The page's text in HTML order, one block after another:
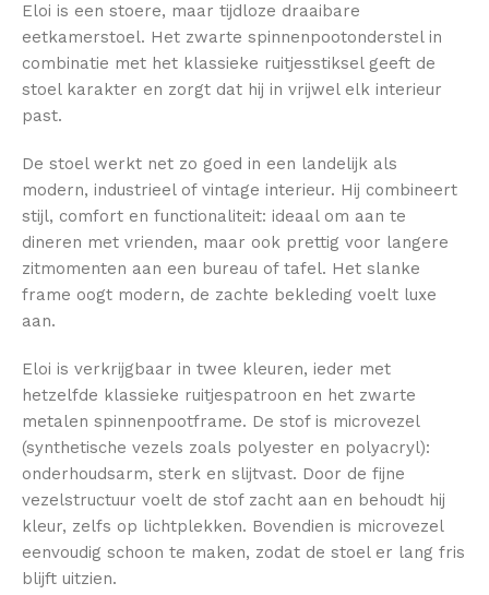
Eloi is een stoere, maar tijdloze draaibare
eetkamerstoel. Het zwarte spinnenpootonderstel in
combinatie met het klassieke ruitjesstiksel geeft de
stoel karakter en zorgt dat hij in vrijwel elk interieur
past.
De stoel werkt net zo goed in een landelijk als
modern, industrieel of vintage interieur. Hij combineert
stijl, comfort en functionaliteit: ideaal om aan te
dineren met vrienden, maar ook prettig voor langere
zitmomenten aan een bureau of tafel. Het slanke
frame oogt modern, de zachte bekleding voelt luxe
aan.
Eloi is verkrijgbaar in twee kleuren, ieder met
hetzelfde klassieke ruitjespatroon en het zwarte
metalen spinnenpootframe. De stof is microvezel
(synthetische vezels zoals polyester en polyacryl):
onderhoudsarm, sterk en slijtvast. Door de fijne
vezelstructuur voelt de stof zacht aan en behoudt hij
kleur, zelfs op lichtplekken. Bovendien is microvezel
eenvoudig schoon te maken, zodat de stoel er lang fris
blijft uitzien.